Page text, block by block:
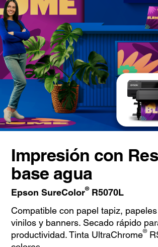
Impresión con
base agua
Epson SureColor®R5070L
Compatible con papel tapiz,
vinilos y banners. Secado rápido
productividad. Tinta UltraChrome®